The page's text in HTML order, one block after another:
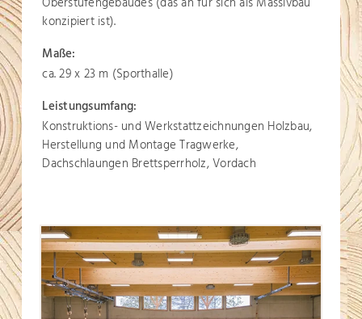
konzipiert ist).
Maße:
ca. 29 x 23 m (Sporthalle)
Leistungsumfang:
Konstruktions- und Werkstattzeichnungen Holzbau,
Herstellung und Montage Tragwerke,
Dachschlaungen Brettsperrholz, Vordach